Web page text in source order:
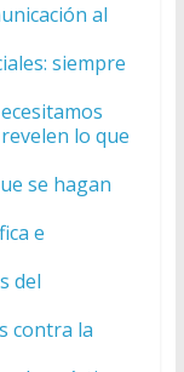
al
siempre
lo que
se hagan
e
del
contra la